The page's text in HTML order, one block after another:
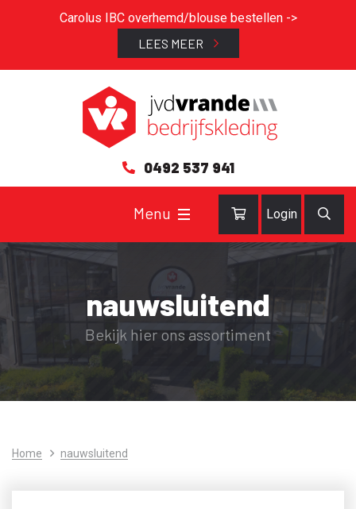
Carolus IBC overhemd/blouse bestellen ->
LEES MEER
0492 537 941
Login
nauwsluitend
Bekijk hier ons assortiment
Home nauwsluitend